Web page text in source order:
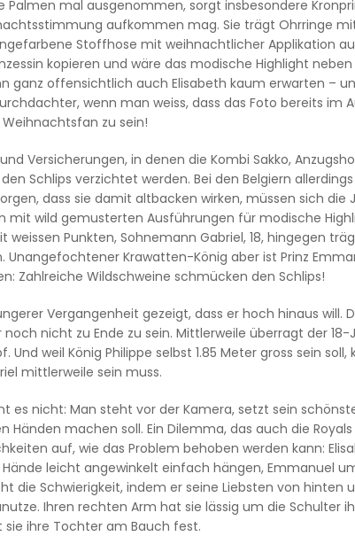
mal ausgenommen, sorgt insbesondere
aufkommen mag. Sie trägt Ohrringe
Stoffhose mit weihnachtlicher Applikation
kopieren und wäre das modische Highlight
ganz offensichtlich auch Elisabeth kaum erwarten –
wenn man weiss, dass das Foto bereits im
zu sein!
Versicherungen, in denen die Kombi Sakko,
Schlips verzichtet werden. Bei den Belgiern
dass sie damit altbacken wirken, müssen sich die
wild gemusterten Ausführungen für modische
weissen Punkten, Sohnemann Gabriel, 18, hingegen
Krawatten-König aber ist Prinz
Zahlreiche Wildschweine schmücken den Schlips!
Vergangenheit gezeigt, dass er hoch hinaus will.
nicht zu Ende zu sein. Mittlerweile überragt der 18-
weil König Philippe selbst 1.85 Meter gross sein
mittlerweile sein muss.
es nicht: Man steht vor der Kamera, setzt sein
Händen machen soll. Ein Dilemma, das auch die
auf, wie das Problem behoben werden kann:
Hände leicht angewinkelt einfach hängen, Emmanuel
die Schwierigkeit, indem er seine Liebsten von
Ihren rechten Arm hat sie lässig um die Schulter
ihre Tochter am Bauch fest.